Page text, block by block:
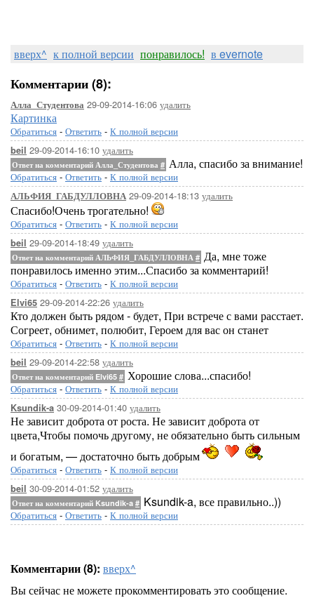
вверх^ к полной версии понравилось! в evernote
Комментарии (8):
Алла_Студентова 29-09-2014-16:06 удалить
Картинка
Обратиться - Ответить - К полной версии
beil 29-09-2014-16:10 удалить
Ответ на комментарий Алла_Студентова # Алла, спасибо за внимание!
Обратиться - Ответить - К полной версии
АЛЬФИЯ_ГАБДУЛЛОВНА 29-09-2014-18:13 удалить
Спасибо!Очень трогательно!
Обратиться - Ответить - К полной версии
beil 29-09-2014-18:49 удалить
Ответ на комментарий АЛЬФИЯ_ГАБДУЛЛОВНА # Да, мне тоже
понравилось именно этим...Спасибо за комментарий!
Обратиться - Ответить - К полной версии
Elvi65 29-09-2014-22:26 удалить
Кто должен быть рядом - будет, При встрече с вами расстает.
Согреет, обнимет, полюбит, Героем для вас он станет
Обратиться - Ответить - К полной версии
beil 29-09-2014-22:58 удалить
Ответ на комментарий Elvi65 # Хорошие слова...спасибо!
Обратиться - Ответить - К полной версии
Ksundik-a 30-09-2014-01:40 удалить
Не зависит доброта от роста. Не зависит доброта от
цвета,Чтобы помочь другому, не обязательно быть сильным
и богатым, — достаточно быть добрым
Обратиться - Ответить - К полной версии
beil 30-09-2014-01:52 удалить
Ответ на комментарий Ksundik-a # Ksundik-a, все правильно..))
Обратиться - Ответить - К полной версии
Комментарии (8): вверх^
Вы сейчас не можете прокомментировать это сообщение.